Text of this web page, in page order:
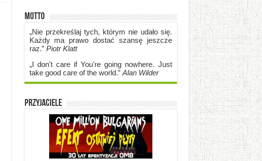
Motto
„Nie przekreślaj tych, którym nie udało się.
Każdy ma prawo dostać szansę jeszcze
raz.” Piotr Klatt
„I don't care if You're going nowhere. Just
take good care of the world.” Alan Wilder
Przyjaciele